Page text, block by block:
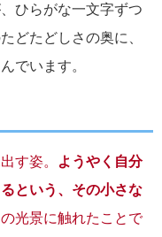
ひらがな一文字ずつ
どたどしさの奥に、
でいます。
す姿。
ようやく自分
という、その小さな
光景に触れたことで